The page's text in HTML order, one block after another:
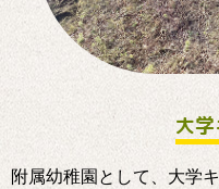
大
附属幼稚園として、大学